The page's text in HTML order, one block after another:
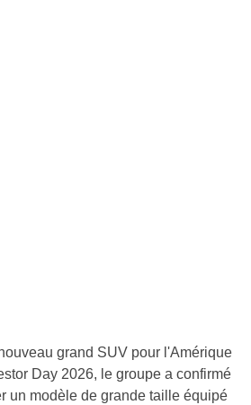
grand SUV pour l'Amérique
Day 2026, le groupe a confirmé
un modèle de grande taille équipé